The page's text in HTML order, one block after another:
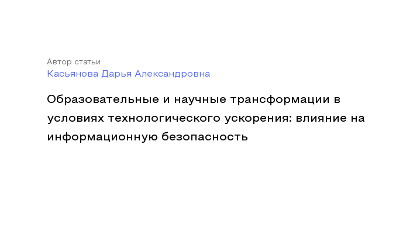
Автор статьи
Касьянова Дарья Александровна
Образовательные и научные трансформации в
условиях технологического ускорения: влияние на
информационную безопасность